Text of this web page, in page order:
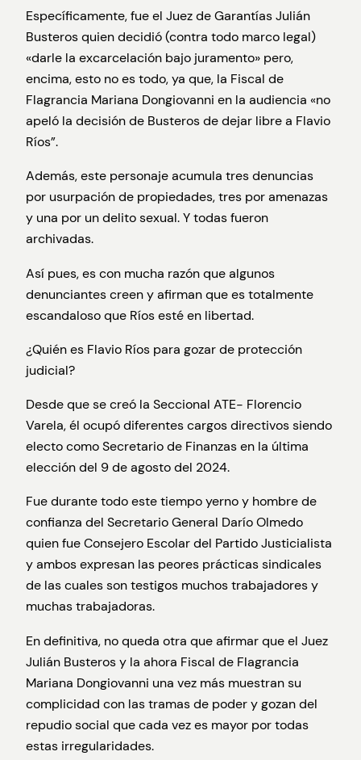
Específicamente, fue el Juez de Garantías Julián
Busteros quien decidió (contra todo marco legal)
«darle la excarcelación bajo juramento» pero,
encima, esto no es todo, ya que, la Fiscal de
Flagrancia Mariana Dongiovanni en la audiencia «no
apeló la decisión de Busteros de dejar libre a Flavio
Ríos”.
Además, este personaje acumula tres denuncias
por usurpación de propiedades, tres por amenazas
y una por un delito sexual. Y todas fueron
archivadas.
Así pues, es con mucha razón que algunos
denunciantes creen y afirman que es totalmente
escandaloso que Ríos esté en libertad.
¿Quién es Flavio Ríos para gozar de protección
judicial?
Desde que se creó la Seccional ATE- Florencio
Varela, él ocupó diferentes cargos directivos siendo
electo como Secretario de Finanzas en la última
elección del 9 de agosto del 2024.
Fue durante todo este tiempo yerno y hombre de
confianza del Secretario General Darío Olmedo
quien fue Consejero Escolar del Partido Justicialista
y ambos expresan las peores prácticas sindicales
de las cuales son testigos muchos trabajadores y
muchas trabajadoras.
En definitiva, no queda otra que afirmar que el Juez
Julián Busteros y la ahora Fiscal de Flagrancia
Mariana Dongiovanni una vez más muestran su
complicidad con las tramas de poder y gozan del
repudio social que cada vez es mayor por todas
estas irregularidades.